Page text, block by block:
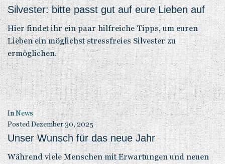
Silvester: bitte passt gut auf eure Lieben auf
Hier findet ihr ein paar hilfreiche Tipps, um euren
Lieben ein möglichst stressfreies Silvester zu
ermöglichen.
InNews
PostedDezember 30, 2025
Unser Wunsch für das neue Jahr
Während viele Menschen mit Erwartungen und neuen